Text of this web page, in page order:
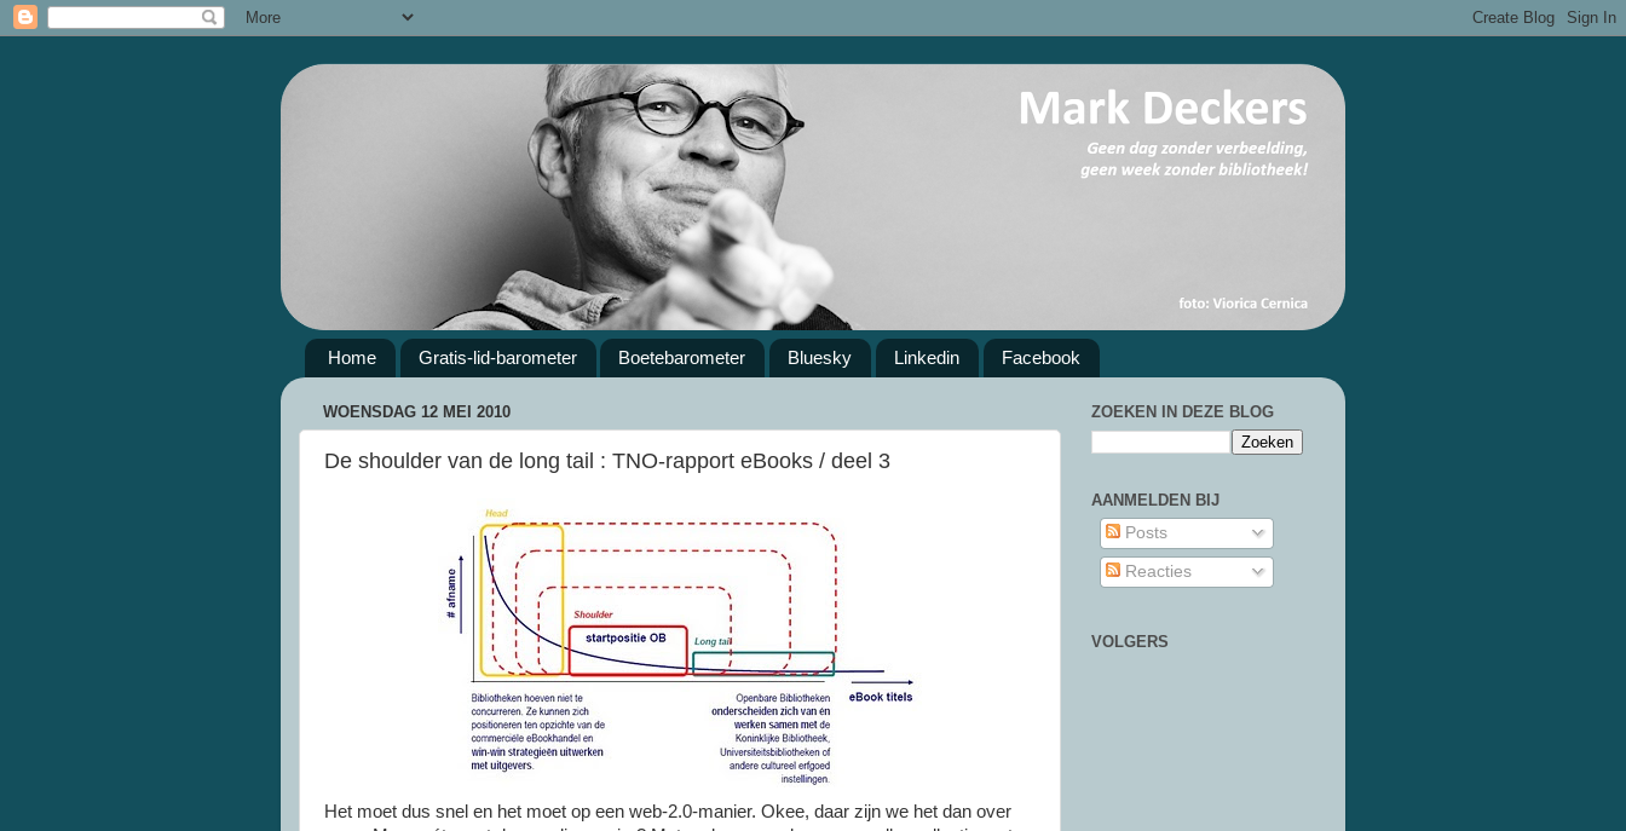
Home Gratis-lid-barometer Boetebarometer Bluesky Linkedin Facebook
WOENSDAG 12 MEI 2010
De shoulder van de long tail : TNO-rapport eBooks / deel 3
Het moet dus snel en het moet op een web-2.0-manier. Okee, daar zijn we het dan over
ZOEKEN IN DEZE BLOG
AANMELDEN BIJ
Posts
Reacties
VOLGERS